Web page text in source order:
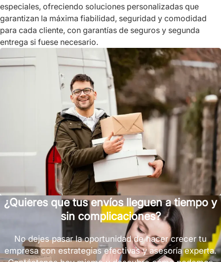
especiales, ofreciendo soluciones personalizadas que
garantizan la máxima fiabilidad, seguridad y comodidad
para cada cliente, con garantías de seguros y segunda
entrega si fuese necesario.
¿Quieres que tus envíos lleguen a tiempo y
sin complicaciones?
No dejes pasar la oportunidad de hacer crecer tu
empresa con estrategias efectivas y asesoría experta.